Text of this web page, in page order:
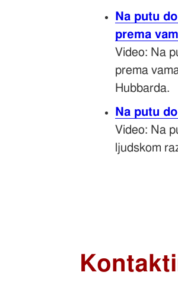
Na putu
prema
Video: Na
prema
Hubbarda.
Na putu
Video: Na
ljudskom